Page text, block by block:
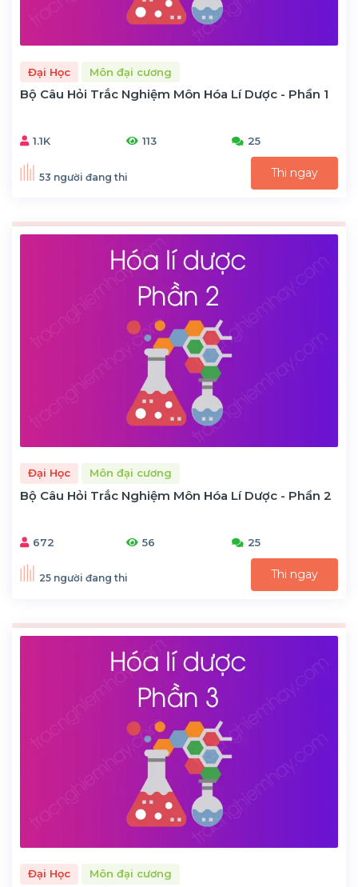
Đại Học Môn đại cương
Bộ Câu Hỏi Trắc Nghiệm Môn Hóa Lí Dược - Phần 1
1.1K 113 25
53 người đang thi Thi ngay
Đại Học Môn đại cương
Bộ Câu Hỏi Trắc Nghiệm Môn Hóa Lí Dược - Phần 2
672 56 25
25 người đang thi Thi ngay
Đại Học Môn đại cương